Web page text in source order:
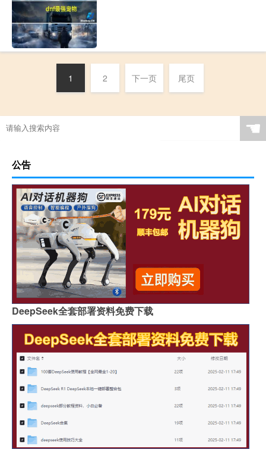
1 2 下一页 尾页
☚
公告
DeepSeek全套部署资料免费下载